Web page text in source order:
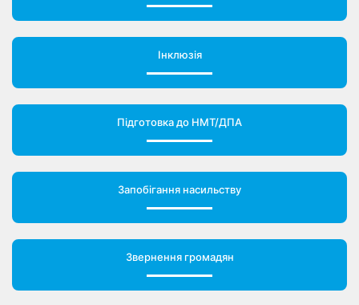
Інклюзія
Підготовка до НМТ/ДПА
Запобігання насильству
Звернення громадян